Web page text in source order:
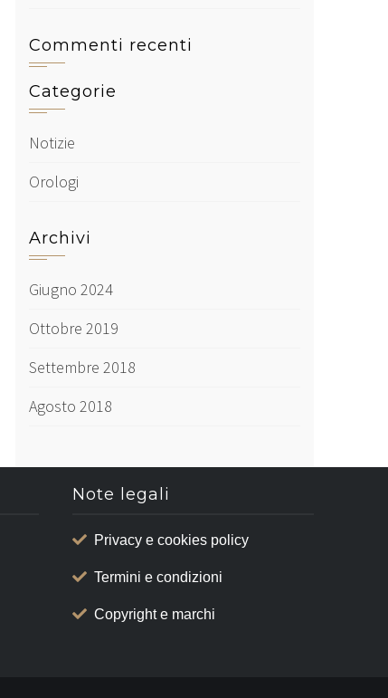
Commenti recenti
Categorie
Notizie
Orologi
Archivi
Giugno 2024
Ottobre 2019
Settembre 2018
Agosto 2018
Note legali
Privacy e cookies policy
Termini e condizioni
Copyright e marchi